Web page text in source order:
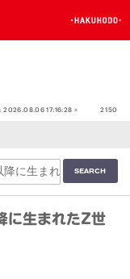
:2026.08.06 17:16:28 > 2150
に生まれたZ世